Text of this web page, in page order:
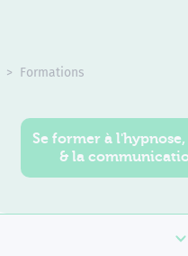
Formations
Se former à
& la